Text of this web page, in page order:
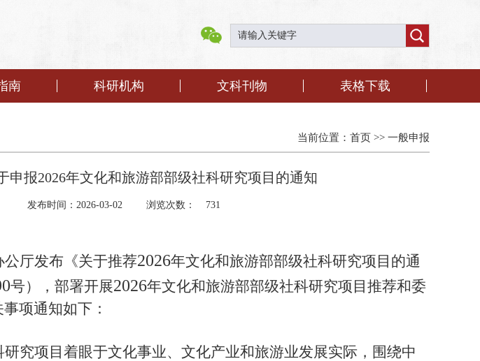
南 科研机构 文科刊物 表格下载
当前位置： 首页 >> 一般申报
申报2026年文化和旅游部部级社科研究项目的通知
发布时间：2026-03-02 浏览次数： 731
厅发布《关于推荐2026年文化和旅游部部级社科研究项目的通
号）， 部署开展2026年文化和旅游部部级社科研究项目推荐和委
项通知如下：
究项目着眼于文化事业、文化产业和旅游业发展实际，围绕中